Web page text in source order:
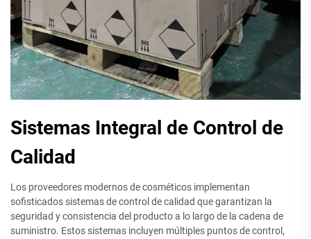
Sistemas Integral de Control de
Calidad
Los proveedores modernos de cosméticos implementan
sofisticados sistemas de control de calidad que garantizan la
seguridad y consistencia del producto a lo largo de la cadena de
suministro. Estos sistemas incluyen múltiples puntos de control,